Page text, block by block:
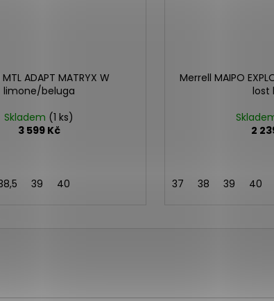
ADAPT MATRYX W
limone/beluga
Skladem (1 ks)
3 599 Kč
39 40
Merrell MAIPO
lost
2
37 38 39 40